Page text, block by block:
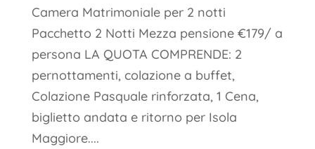
Camera Matrimoniale per 2 notti
Pacchetto 2 Notti Mezza pensione €179/ a
persona LA QUOTA COMPRENDE: 2
pernottamenti, colazione a buffet,
Colazione Pasquale rinforzata, 1 Cena,
biglietto andata e ritorno per Isola
Maggiore....